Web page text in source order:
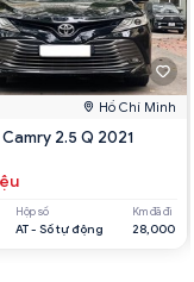
Hồ Chí Minh
2.5 Q 2021
Hộp số
AT - Số tự động
Km đã đi
28,000